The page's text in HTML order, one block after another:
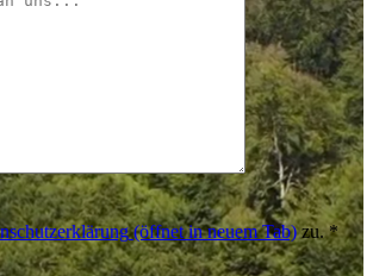
(öffnet in neuem Tab)zu.*